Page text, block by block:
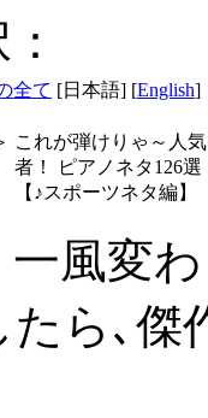
全て [日本語] [English]
これが弾けりゃ～人気
者！ ピアノネタ126選
【♪スポーツネタ編】
風変
ら､傑